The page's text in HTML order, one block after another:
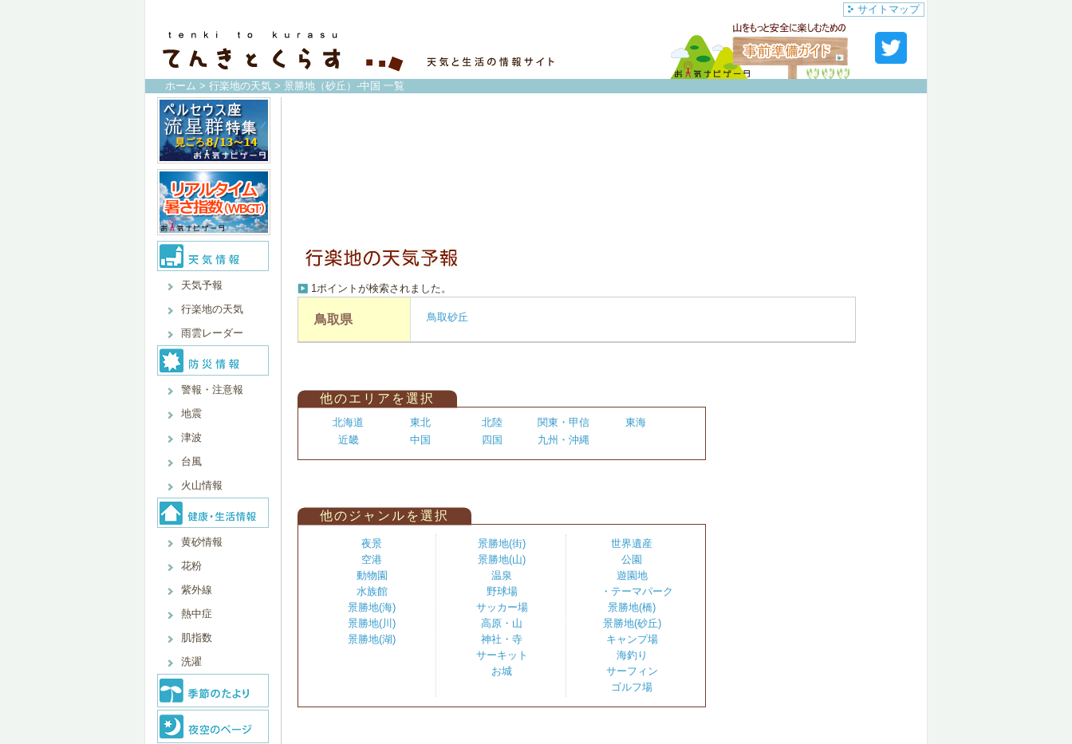
サイトマップ
ホーム > 行楽地の天気 > 景勝地（砂丘）-中国 一覧
天気予報
行楽地の天気
雨雲レーダー
警報・注意報
地震
津波
台風
火山情報
黄砂情報
花粉
紫外線
熱中症
肌指数
洗濯
1ポイントが検索されました。
鳥取県 鳥取砂丘
他のエリアを選択
北海道 東北 北陸 関東・甲信
東海
近畿
中国 四国 九州・沖縄
他のジャンルを選択
夜景
空港
動物園
水族館
景勝地(海)
景勝地(川)
景勝地(湖)
景勝地(街)
景勝地(山)
温泉
野球場
サッカー場
高原・山
神社・寺
サーキット
お城
世界遺産
公園
遊園地
・テーマパーク
景勝地(橋)
景勝地(砂丘)
キャンプ場
海釣り
サーフィン
ゴルフ場